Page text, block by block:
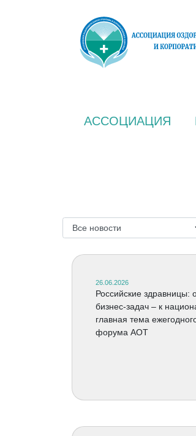
АССОЦИАЦИЯ
26.06.2026
Российские здравницы:
бизнес-задач – к
главная тема
форума АОТ